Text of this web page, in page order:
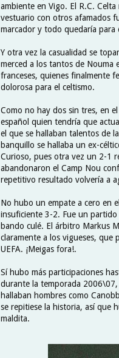
ambiente en Vigo. El R.C.
vestuario con otros afamados
marcador y todo quedaría para
Y otra vez la casualidad se
merced a los tantos de Nouma
franceses, quienes finalmente
dolorosa para el celtismo.
Como no hay dos sin tres, en
español quien tendría que
el que se hallaban talentos de
banquillo se hallaba un ex-
Curioso, pues otra vez un 2-1
abandonaron el Camp Nou
repetitivo resultado volvería a
No hubo un empate a cero en
insuficiente 3-2. Fue un
bando culé. El árbitro Markus
claramente a los vigueses, que
UEFA. ¡Meigas fora!.
Sí hubo más participaciones
durante la temporada 2006\07,
hallaban hombres como
se repitiese la historia, así que
maldita.